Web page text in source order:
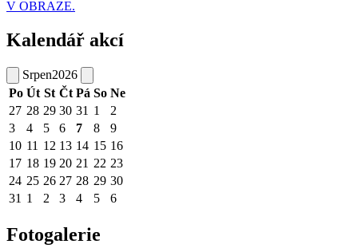
V OBRAZE.
Kalendář akcí
Srpen2026
Po Út St Čt Pá So Ne
27 28 29 30 31 1
2
3
4 5 6 7 8
9
10 11 12 13 14 15 16
17 18 19 20 21 22 23
24 25 26 27 28 29 30
31 1 2 3 4 5 6
Fotogalerie